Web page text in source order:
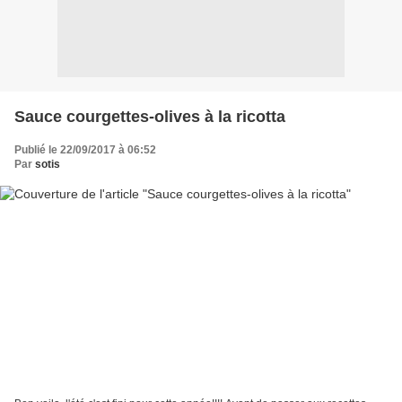
Sauce courgettes-olives à la ricotta
Publié le 22/09/2017 à 06:52
Par sotis